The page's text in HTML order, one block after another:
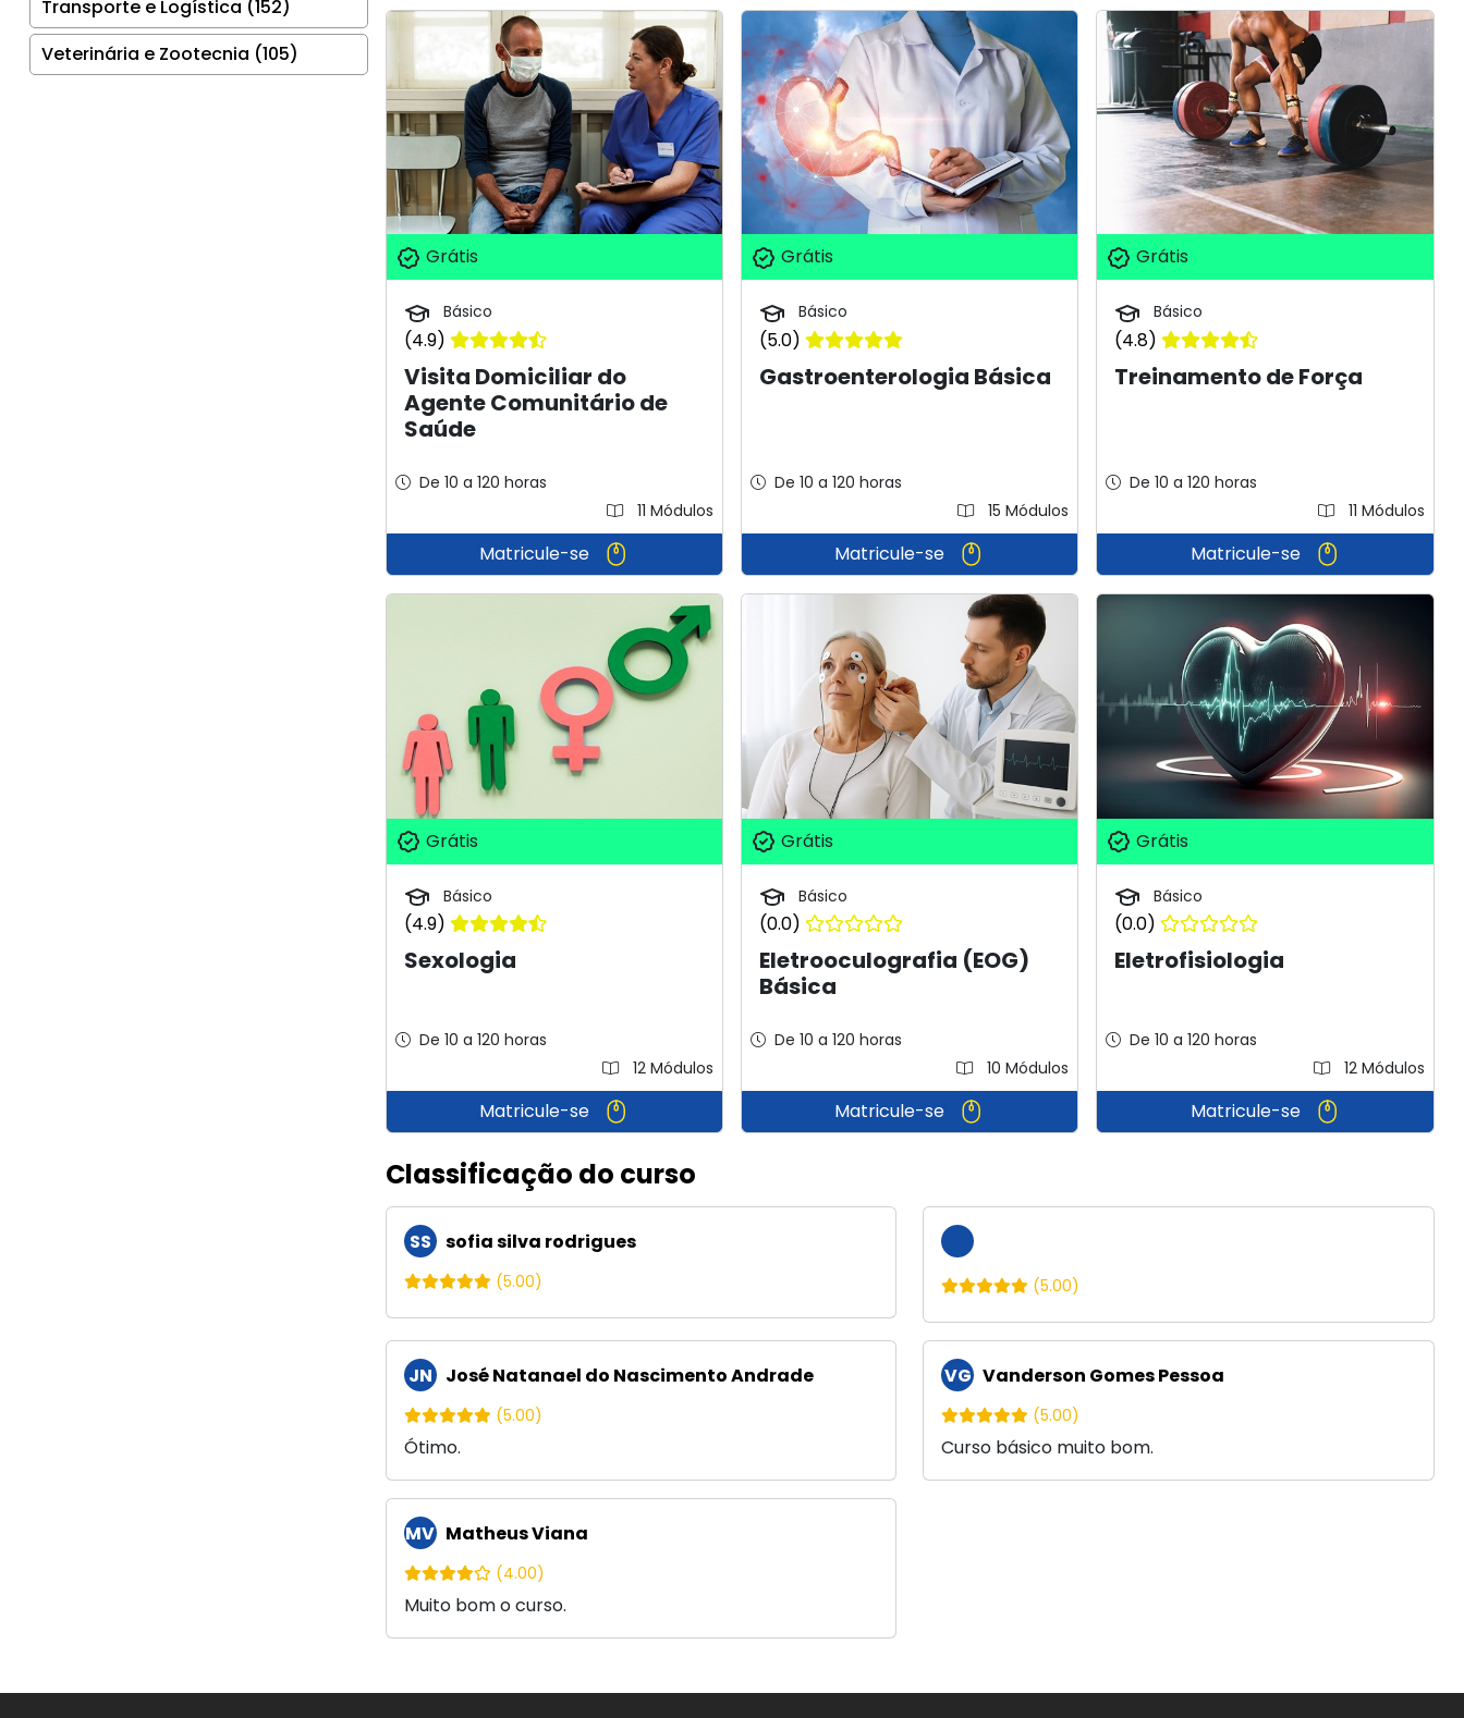
Transporte e Logística (152)
Veterinária e Zootecnia (105)
Grátis
Básico
(4.9)
Visita Domiciliar do
Agente Comunitário de
Saúde
De 10 a 120 horas
11 Módulos
Matricule-se
Grátis
Básico
(5.0)
Gastroenterologia Básica
De 10 a 120 horas
15 Módulos
Matricule-se
Grátis
Básico
(4.8)
Treinamento de Força
De 10 a 120 horas
11 Módulos
Matricule-se
Grátis
Básico
(4.9)
Sexologia
De 10 a 120 horas
12 Módulos
Matricule-se
Grátis
Básico
(0.0)
Eletrooculografia (EOG)
Básica
De 10 a 120 horas
10 Módulos
Matricule-se
Grátis
Básico
(0.0)
Eletrofisiologia
De 10 a 120 horas
12 Módulos
Matricule-se
Classificação do curso
SS sofia silva rodrigues
(5.00) (5.00)
JN José Natanael do Nascimento Andrade
(5.00)
Ótimo.
VG Vanderson Gomes Pessoa
(5.00)
Curso básico muito bom.
MV Matheus Viana
(4.00)
Muito bom o curso.